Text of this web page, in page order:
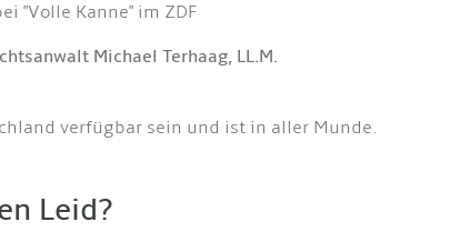
"Volle Kanne" im ZDF
Michael Terhaag, LL.M.
verfügbar sein und ist in aller Munde.
Leid?